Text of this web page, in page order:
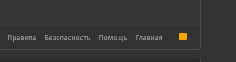
Правила Безопасность Помощь Главная
S